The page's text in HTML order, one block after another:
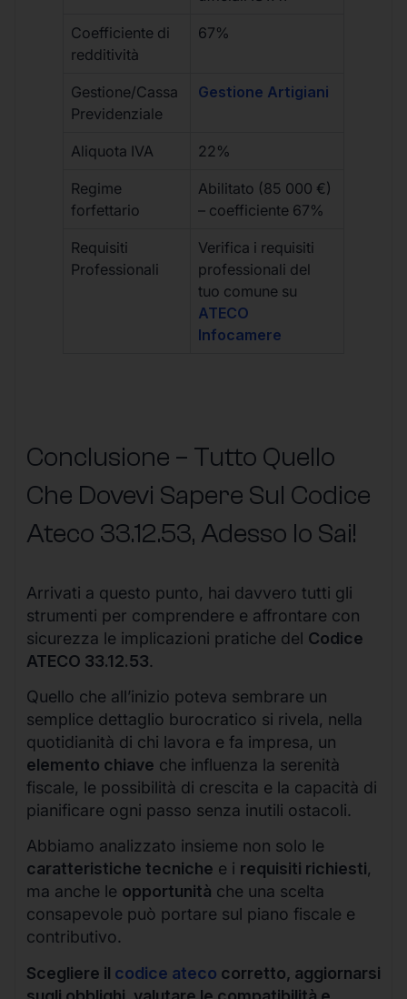
Coefficiente di
redditività
67%
Gestione/Cassa
Previdenziale
Gestione Artigiani
Aliquota IVA 22%
Regime
forfettario
Abilitato (85 000 €)
– coefficiente 67%
Requisiti
Professionali
Verifica i requisiti
professionali del
tuo comune su
ATECO
Infocamere
Conclusione – Tutto Quello
Che Dovevi Sapere Sul Codice
Ateco 33.12.53, Adesso lo Sai!
Arrivati a questo punto, hai davvero tutti gli
strumenti per comprendere e affrontare con
sicurezza le implicazioni pratiche del Codice
ATECO 33.12.53.
Quello che all’inizio poteva sembrare un
semplice dettaglio burocratico si rivela, nella
quotidianità di chi lavora e fa impresa, un
elemento chiave che influenza la serenità
fiscale, le possibilità di crescita e la capacità di
pianificare ogni passo senza inutili ostacoli.
Abbiamo analizzato insieme non solo le
caratteristiche tecniche e i requisiti richiesti,
ma anche le opportunità che una scelta
consapevole può portare sul piano fiscale e
contributivo.
Scegliere il codice ateco corretto, aggiornarsi